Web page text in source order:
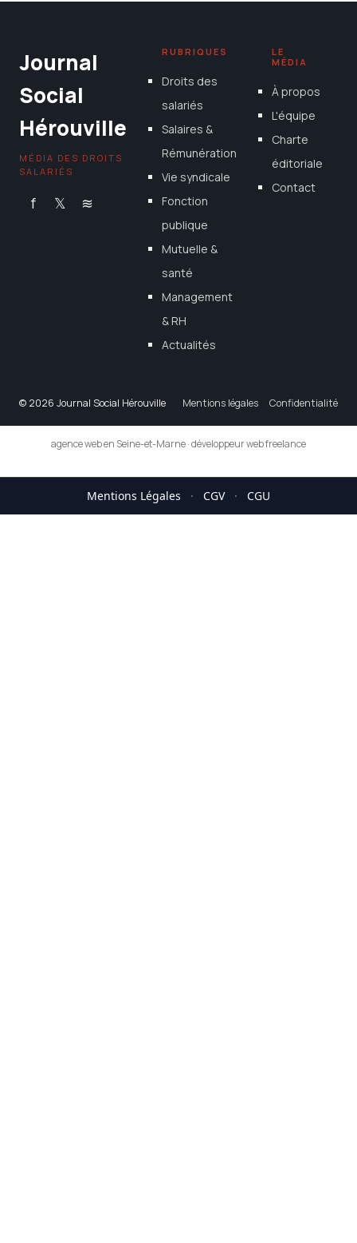
Journal
Social
Hérouville
MÉDIA DES DROITS
SALARIÉS
f 𝕏 ≋
RUBRIQUES
Droits des
salariés
Salaires &
Rémunération
Vie syndicale
Fonction
publique
Mutuelle &
santé
Management
& RH
Actualités
LE
MÉDIA
À propos
L'équipe
Charte
éditoriale
Contact
© 2026 Journal Social Hérouville Mentions légales Confidentialité
agence web en Seine-et-Marne·développeur web freelance
Mentions Légales · CGV · CGU